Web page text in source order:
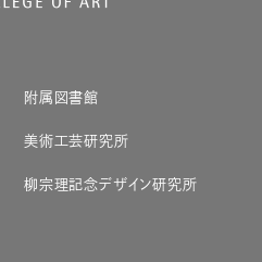
附属図書館
美術工芸研究所
柳宗理記念デザイン研究所